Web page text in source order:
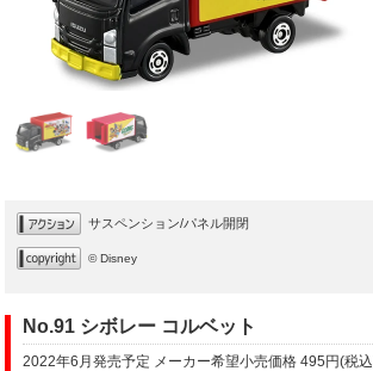
サスペンション/パネル開閉
© Disney
No.91 シボレー コルベット
2022年6月発売予定 メーカー希望小売価格 495円(税